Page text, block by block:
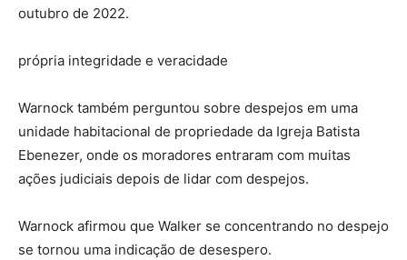
outubro de 2022.
própria integridade e veracidade
Warnock também perguntou sobre despejos em uma
unidade habitacional de propriedade da Igreja Batista
Ebenezer, onde os moradores entraram com muitas
ações judiciais depois de lidar com despejos.
Warnock afirmou que Walker se concentrando no despejo
se tornou uma indicação de desespero.